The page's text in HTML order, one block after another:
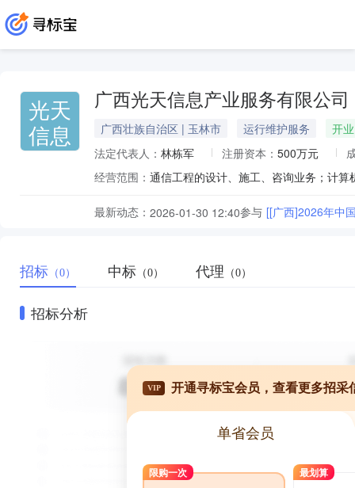
光天
信息
广西光天信息产业服务有限公司
广西壮族自治区 | 玉林市 运行维护服务
开业
法定代表人： 林栋军 注册资本： 500万元
经营范围：
最新动态： 2026-01-30 12:40参与 [[广西]2026年中
招标 （0） 中标 （0） 代理 （0）
招标分析
VIP 开通寻标宝会员，查看更多招采
单省会员
限购一次 最划算